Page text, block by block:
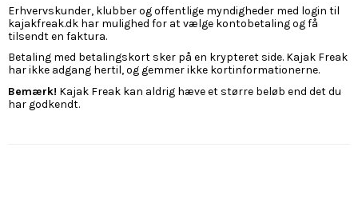
Erhvervskunder, klubber og offentlige myndigheder med login til
kajakfreak.dk har mulighed for at vælge kontobetaling og få
tilsendt en faktura.
Betaling med betalingskort sker på en krypteret side. Kajak Freak
har ikke adgang hertil, og gemmer ikke kortinformationerne.
Bemærk! Kajak Freak kan aldrig hæve et større beløb end det du
har godkendt.